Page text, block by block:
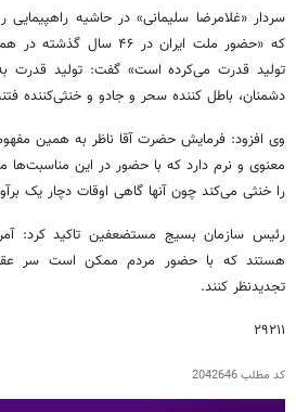
سردار «غلامرضا سلیمانی» در حاشیه
که «حضور ملت ایران در ۴۶
تولید قدرت می‌کرده است» گفت: تولید
دشمنان، باطل کننده سحر و جادو و خنثی‌کننده
وی افزود: فرمایش حضرت آقا ناظر به همین
معنوی و نرم دارد که با حضور در این
را خنثی می‌کند چون آنها گاهی اوقات دچار یک
رئیس سازمان بسیج مستضعفین تاکید کرد:
هستند که با حضور مردم ممکن است سر عقل
تجدیدنظر کنند.
۲۹۲۱۱
کد مطلب2042646